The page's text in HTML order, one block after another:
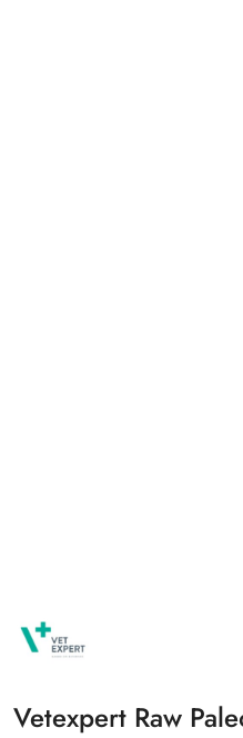
NAZWA
PRODUCENTA:
RAW
Vetexpert Raw